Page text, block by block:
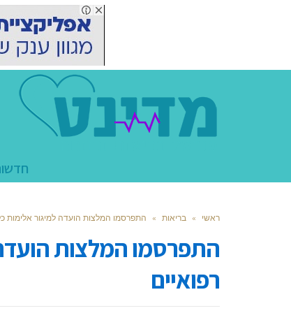
ראשי » בריאות » התפרסמו המלצות הועדה למיגור אלימות
התפרסמו המלצות הועדה
רפואיים